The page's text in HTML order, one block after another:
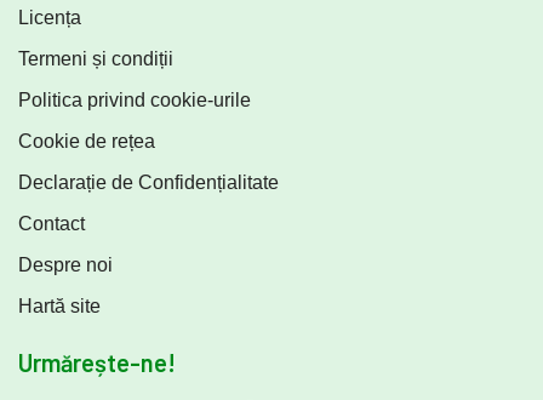
Licența
Termeni și condiții
Politica privind cookie-urile
Cookie de rețea
Declarație de Confidențialitate
Contact
Despre noi
Hartă site
Urmărește-ne!